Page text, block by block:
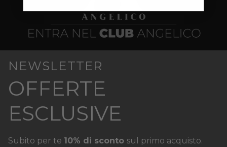
NEWSLETTER
OFFERTE
ESCLUSIVE
Subito per te 10% di sconto sul primo acquisto.